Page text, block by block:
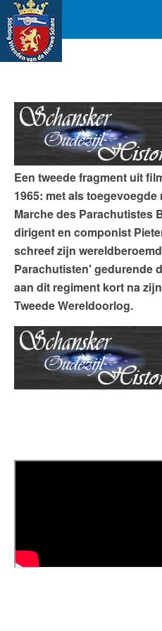
Een tweede fragment uit
1965: met als toegevoegde
Marche des Parachutistes
dirigent en componist
schreef zijn
Parachutisten' gedurende
aan dit regiment kort na
Tweede Wereldoorlog.